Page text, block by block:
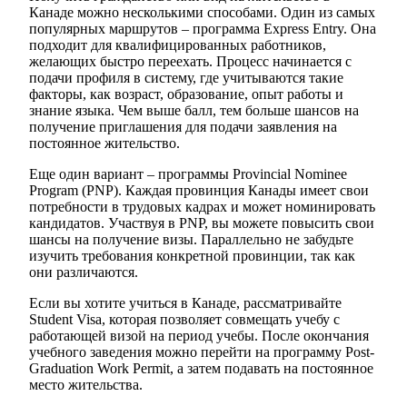
Канаде можно несколькими способами. Один из самых
популярных маршрутов – программа Express Entry. Она
подходит для квалифицированных работников,
желающих быстро переехать. Процесс начинается с
подачи профиля в систему, где учитываются такие
факторы, как возраст, образование, опыт работы и
знание языка. Чем выше балл, тем больше шансов на
получение приглашения для подачи заявления на
постоянное жительство.
Еще один вариант – программы Provincial Nominee
Program (PNP). Каждая провинция Канады имеет свои
потребности в трудовых кадрах и может номинировать
кандидатов. Участвуя в PNP, вы можете повысить свои
шансы на получение визы. Параллельно не забудьте
изучить требования конкретной провинции, так как
они различаются.
Если вы хотите учиться в Канаде, рассматривайте
Student Visa, которая позволяет совмещать учебу с
работающей визой на период учебы. После окончания
учебного заведения можно перейти на программу Post-
Graduation Work Permit, а затем подавать на постоянное
место жительства.